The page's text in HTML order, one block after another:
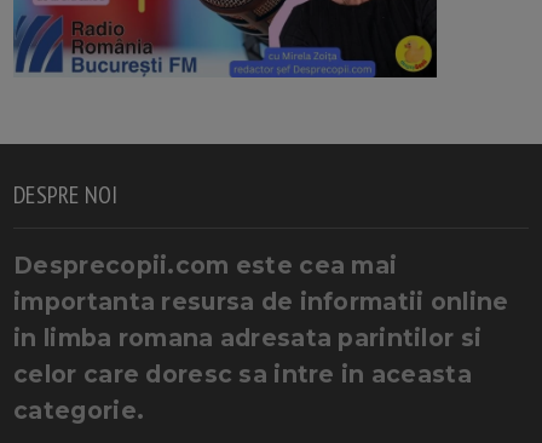
DESPRE NOI
Desprecopii.com este cea mai
importanta resursa de informatii online
in limba romana adresata parintilor si
celor care doresc sa intre in aceasta
categorie.